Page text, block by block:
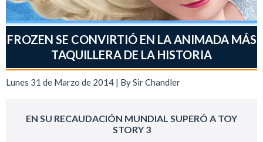
FROZEN SE CONVIRTIÓ EN LA ANIMADA MÁS
TAQUILLERA DE LA HISTORIA
Lunes 31 de Marzo de 2014 | BySir Chandler
EN SU RECAUDACIÓN MUNDIAL SUPERÓ A TOY
STORY 3